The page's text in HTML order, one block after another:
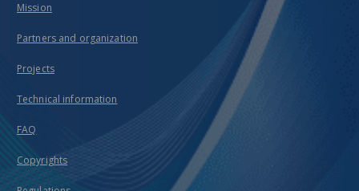
Mission
Partners and organization
Projects
Technical information
FAQ
Copyrights